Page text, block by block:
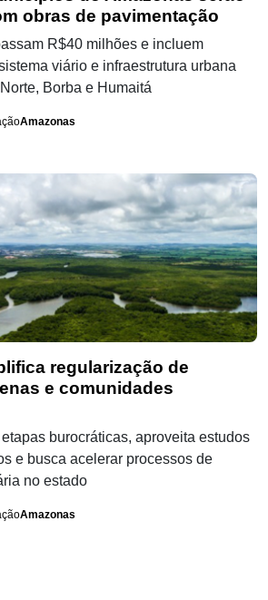
obras de pavimentação
R$40 milhões e incluem
viário e infraestrutura urbana
Borba e Humaitá
Amazonas
regularização de
e comunidades
burocráticas, aproveita estudos
e busca acelerar processos de
no estado
Amazonas